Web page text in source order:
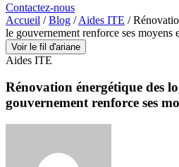
Contactez-nous
Accueil /Blog /Aides ITE /
le gouvernement renforce ses moyens
Voir le fil d'ariane
Aides ITE
Rénovation énergétique des
gouvernement renforce ses